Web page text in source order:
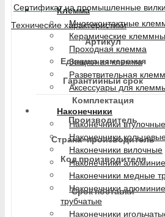
Клемма
Многоконтактные
Керамические
Проходная клемма
Защитная клемма
Разветвительная
Аксессуары для
Наконечники
Наконечники втулочные
Наконечники
Наконечники вилочные
Наконечники
Наконечники медные
Наконечники
трубчатые
Наконечники
Сертификат на промышленные
Технические характеристики
Артикул
Единица измерения
Гарантийный срок
Комплектация
Производитель
Страна-производитель
Код производителя
Срок поставки